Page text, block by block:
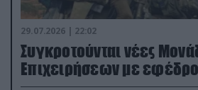
29.07.2026 | 22:02
Συγκροτούνται νέες
Επιχειρήσεων με